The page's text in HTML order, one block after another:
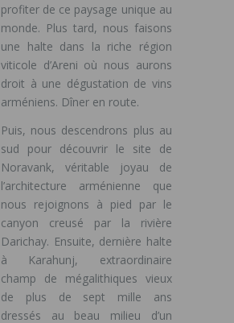
profiter de ce paysage unique au
monde. Plus tard, nous faisons
une halte dans la riche région
viticole d’Areni où nous aurons
droit à une dégustation de vins
arméniens. Dîner en route.
Puis, nous descendrons plus au
sud pour découvrir le site de
Noravank, véritable joyau de
l’architecture arménienne que
nous rejoignons à pied par le
canyon creusé par la rivière
Darichay. Ensuite, dernière halte
à Karahunj, extraordinaire
champ de mégalithiques vieux
de plus de sept mille ans
dressés au beau milieu d’un